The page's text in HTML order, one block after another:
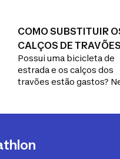
COMO SUBSTITUIR
CALÇOS DE
BICICLETA DE
Possui uma bicicleta de
estrada e os calços dos
travões estão gastos?
substituir sem